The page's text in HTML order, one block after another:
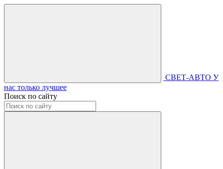
СВЕТ-АВТО У
нас только лучшее
Поиск по сайту